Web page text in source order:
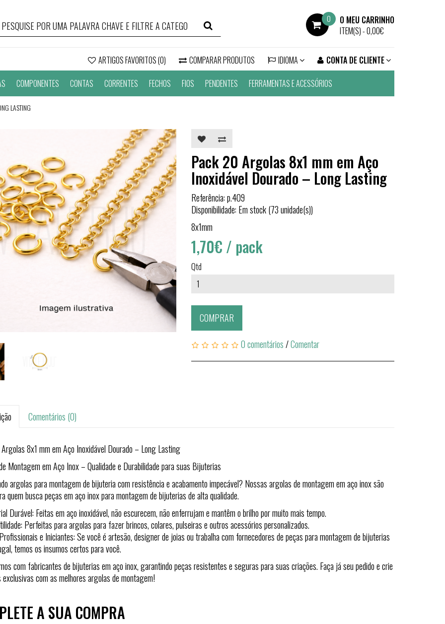
0
O MEU CARRINHO
ITEM(S) -0,00€
ARTIGOS FAVORITOS (0) COMPARAR PRODUTOS IDIOMA
CONTA DE CLIENTE
COMPONENTES CONTAS CORRENTES FECHOS FIOS PENDENTES FERRAMENTAS E ACESSÓRIOS
LASTING
Pack 20 Argolas 8x1 mm em Aço
Inoxidável Dourado – Long Lasting
Referência: p.409
Disponibilidade: Em stock (73 unidade(s))
8x1mm
1,70€ / pack
Qtd
COMPRAR
0 comentários/Comentar
Comentários (0)
8x1 mm em Aço Inoxidável Dourado – Long Lasting
Montagem em Aço Inox – Qualidade e Durabilidade para suas Bijuterias
argolas para montagem de bijuteria com resistência e acabamento impecável? Nossas argolas de montagem em aço inox são
quem busca peças em aço inox para montagem de bijuterias de alta qualidade.
Durável: Feitas em aço inoxidável, não escurecem, não enferrujam e mantêm o brilho por muito mais tempo.
Perfeitas para argolas para fazer brincos, colares, pulseiras e outros acessórios personalizados.
e Iniciantes: Se você é artesão, designer de joias ou trabalha com fornecedores de peças para montagem de bijuterias
temos os insumos certos para você.
com fabricantes de bijuterias em aço inox, garantindo peças resistentes e seguras para suas criações. Faça já seu pedido e crie
com as melhores argolas de montagem!
A SUA COMPRA